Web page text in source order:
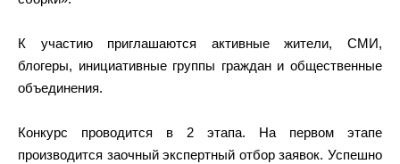
К участию приглашаются активные жители, СМИ,
блогеры, инициативные группы граждан и общественные
объединения.
Конкурс проводится в 2 этапа. На первом этапе
производится заочный экспертный отбор заявок. Успешно